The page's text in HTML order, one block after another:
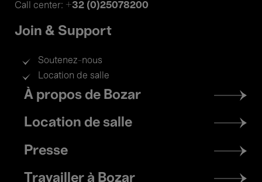
Call center: +32 (0)25078200
Join & Support
Soutenez-nous
Location de salle
Footer
menu
À propos de Bozar
Location de salle
Presse
Travailler à Bozar